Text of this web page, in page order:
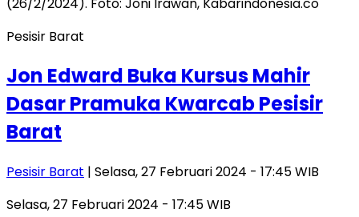
Pesisir Barat
Jon Edward Buka Kursus Mahir
Dasar Pramuka Kwarcab Pesisir
Barat
Pesisir Barat | Selasa, 27 Februari 2024 - 17:45 WIB
Selasa, 27 Februari 2024 - 17:45 WIB